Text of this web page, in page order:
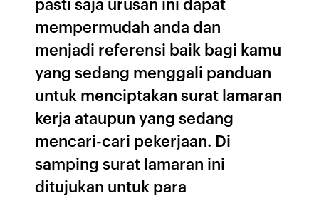
mempermudah anda dan
menjadi referensi baik bagi kamu
yang sedang menggali panduan
untuk menciptakan surat lamaran
kerja ataupun yang sedang
mencari-cari pekerjaan. Di
samping surat lamaran ini
ditujukan untuk para